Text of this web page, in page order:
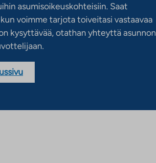
asumisoikeuskohteisiin. Saat
voimme tarjota toiveitasi vastaavaa
kysyttävää, otathan yhteyttä asunnon